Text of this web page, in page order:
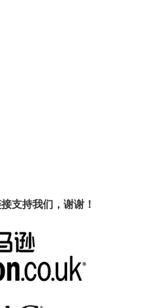
支持我们，谢谢！